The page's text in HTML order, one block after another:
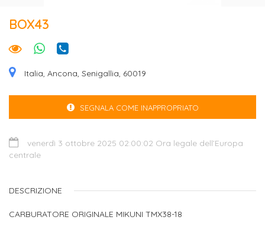
BOX43
Italia, Ancona, Senigallia, 60019
SEGNALA COME INAPPROPRIATO
venerdì 3 ottobre 2025 02:00:02 Ora legale dell’Europa
centrale
DESCRIZIONE
CARBURATORE ORIGINALE MIKUNI TMX38-18